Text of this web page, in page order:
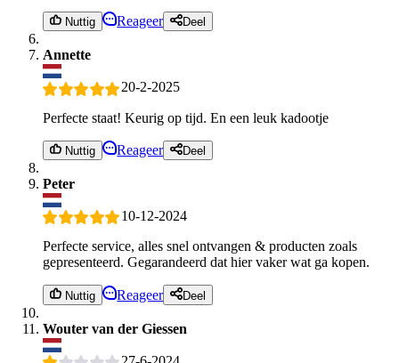
Nuttig Reageer Deel
Annette
20-2-2025
Perfecte staat! Keurig op tijd. En een leuk kadootje
Nuttig Reageer Deel
Peter
10-12-2024
Perfecte service, alles snel ontvangen & producten zoals
gepresenteerd. Gegarandeerd dat hier vaker wat ga kopen.
Nuttig Reageer Deel
Wouter van der Giessen